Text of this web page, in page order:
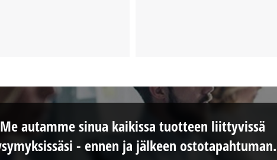
Me autamme sinua kaikissa tuotteen liittyvissä
- ennen ja jälkeen ostotapahtuman.